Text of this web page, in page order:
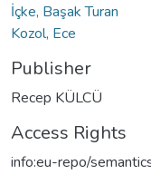
İçke, Başak Turan
Kozol, Ece
Publisher
Recep KÜLCÜ
Access Rights
info:eu-repo/